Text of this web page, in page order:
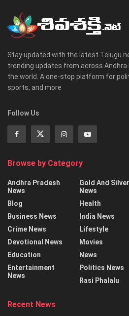
Stay updated with the latest Telugu
trending updates from across Andhra
the world. A one-stop platform for
sports, and more
Follow Us
Browse by Category
Andhra Pradesh
News
Blog
Business News
Crime News
Devotional News
Education
Entertainment
News
Gold And Silver
News
Health
India News
Lifestyle
Movies
News
Politics News
Rasi Phalalu
Recent News